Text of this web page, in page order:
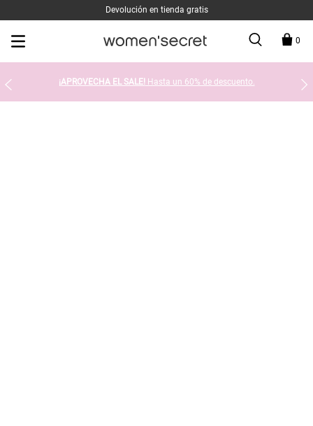
Devolución en tienda gratis
0
¡APROVECHA EL SALE! Hasta un 60% de descuento.